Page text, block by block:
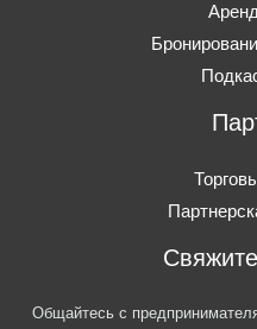
Общайтесь с